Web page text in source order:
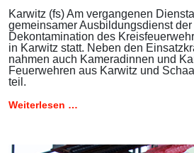
Karwitz (fs) Am vergangenen
gemeinsamer Ausbildungsdienst
Dekontamination des
in Karwitz statt. Neben den
nahmen auch Kameradinnen und
Feuerwehren aus Karwitz und
teil.
Weiterlesen …